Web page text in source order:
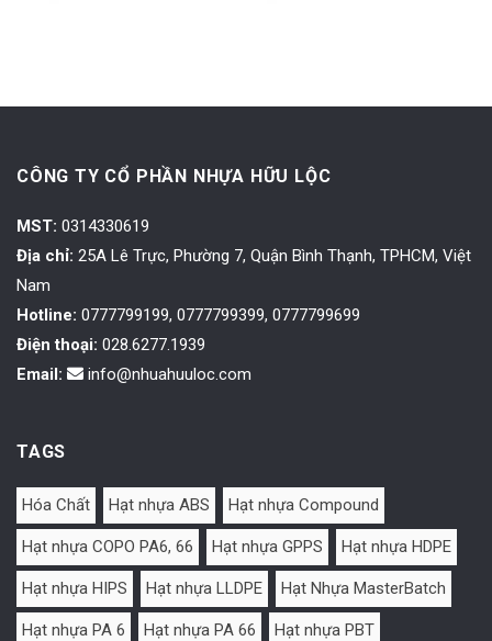
CÔNG TY CỔ PHẦN NHỰA HỮU LỘC
MST: 0314330619
Địa chỉ: 25A Lê Trực, Phường 7, Quận Bình Thạnh, TPHCM, Việt
Nam
Hotline: 0777799199, 0777799399, 0777799699
Điện thoại: 028.6277.1939
Email:
info@nhuahuuloc.com
TAGS
Hóa Chất Hạt nhựa ABS Hạt nhựa Compound
Hạt nhựa COPO PA6, 66 Hạt nhựa GPPS Hạt nhựa HDPE
Hạt nhựa HIPS Hạt nhựa LLDPE Hạt Nhựa MasterBatch
Hạt nhựa PA 6 Hạt nhựa PA 66 Hạt nhựa PBT